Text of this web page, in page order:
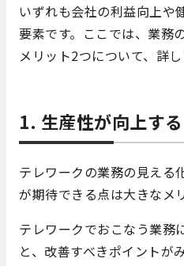
いずれも会社の利益向上や
要素です。ここでは、業務
メリット2つについて、詳し
1. 生産性が向上する
テレワークの業務の見える
が期待できる点は大きなメ
テレワークでおこなう業務
と、改善すべきポイントが